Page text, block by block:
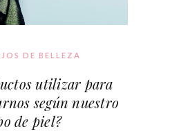
DE BELLEZA
utilizar para
según nuestro
de piel?